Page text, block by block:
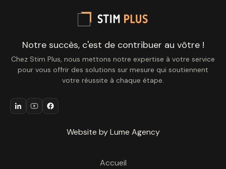
Notre succès, c'est de contribuer au vôtre !
Chez Stim Plus, nous mettons notre expertise à votre service
pour vous offrir des solutions sur mesure qui soutiennent
votre réussite à chaque étape.
Website by Lume Agency
Accueil